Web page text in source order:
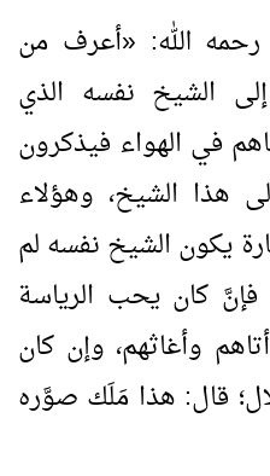
الله: «أعرف من
الشيخ نفسه الذي
في الهواء فيذكرون
هذا الشيخ، وهؤلاء
يكون الشيخ نفسه لم
فإنَّ كان يحب الرياسة
وأغاثهم، وإن كان
قال: هذا مَلَك صوَّره